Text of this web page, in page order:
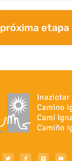
próxima etapa